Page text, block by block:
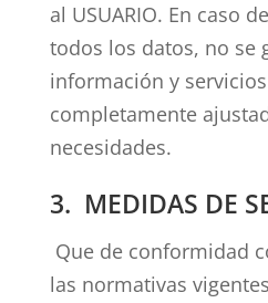
al USUARIO. En caso
todos los datos, no se
información y
completamente
necesidades.
3. MEDIDAS DE
Que de conformidad
las normativas